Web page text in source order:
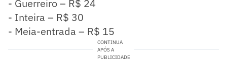
- Guerreiro – R$ 24
- Inteira – R$ 30
- Meia-entrada – R$ 15
CONTINUA
APÓS A
PUBLICIDADE